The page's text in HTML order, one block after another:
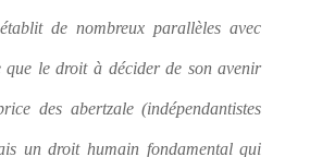
de nombreux parallèles avec
que le droit à décider de son avenir
des abertzale (indépendantistes
un droit humain fondamental qui